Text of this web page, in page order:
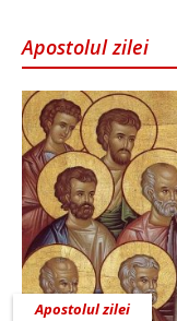
Apostolul zilei
Apostolul zilei